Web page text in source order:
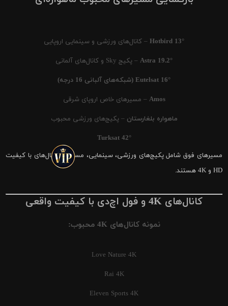
Hotbird 13° – کانال‌های ورزشی و سینمایی اروپایی
Astra 19.2° – پکیج Sky و کانال‌های آلمانی
Eutelsat 16° (شبکه‌های آلبانی 16 درجه)
Amos – مسیرهای خاص اروپای شرقی
ماهواره بلغارستان – پکیج‌های ورزشی محبوب
Turksat 42°
مسیرهای فوق شامل پکیج‌های ورزشی، سینمایی، مستند و کانال‌های با کیفیت
HD و 4K هستند.
کانال‌های 4K و فول اچ‌دی با کیفیت واقعی
نمونه کانال‌های 4K محبوب:
Love Nature 4K
Rai 4K
Eleven Sports 4K